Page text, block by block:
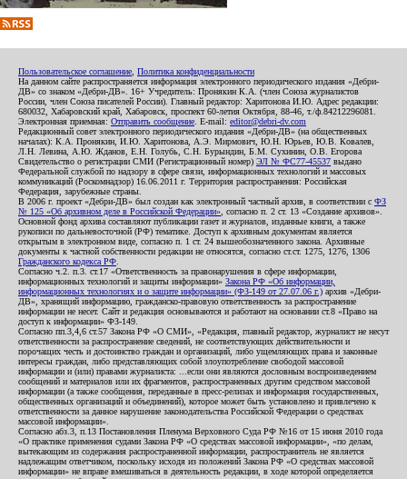
Пользовательское соглашение Политика конфиденциальности
На данном сайте распространяется информация электронного периодического издания «Дебри-
ДВ» со знаком «Дебри-ДВ». 16+ Учредитель: Пронякин К.А. (член Союза журналистов
России, член Союза писателей России). Главный редактор: Харитонова И.Ю. Адрес редакции:
680032, Хабаровский край, Хабаровск, проспект 60-летия Октября, 88-46, т./ф.84212296081.
Электронная приемная: Отправить сообщение . E-mail: editor@debri-dv.com
Редакционный совет электронного периодического издания «Дебри-ДВ» (на общественных
началах): К.А. Пронякин, И.Ю. Харитонова, А.Э. Мирмович, Ю.Н. Юрьев, Ю.В. Ковалев,
Л.Н. Левина, А.Ю. Жданов, Е.Н. Голубь, С.Н. Бурындин, Б.М. Сухинин, О.В. Егорова
Свидетельство о регистрации СМИ (Регистрационный номер) ЭЛ № ФС77-45537 выдано
Федеральной службой по надзору в сфере связи, информационных технологий и массовых
коммуникаций (Роскомнадзор) 16.06.2011 г. Территория распространения: Российская
Федерация, зарубежные страны.
В 2006 г. проект «Дебри-ДВ» был создан как электронный частный архив, в соответствии с ФЗ
№ 125 «Об архивном деле в Российской Федерации» , согласно п. 2 ст. 13 «Создание архивов».
Основной фонд архива составляют публикации газет и журналов, изданные книги, а также
рукописи по дальневосточной (РФ) тематике. Доступ к архивным документам является
открытым в электронном виде, согласно п. 1 ст. 24 вышеобозначенного закона. Архивные
документы к частной собственности редакции не относятся, согласно ст.ст. 1275, 1276, 1306
Гражданского кодекса РФ
Согласно ч.2. п.3. ст.17 «Ответственность за правонарушения в сфере информации,
информационных технологий и защиты информации» Закона РФ «Об информации,
информационных технологиях и о защите информации» (ФЗ-149 от 27.07.06 г.) архив «Дебри-
ДВ», хранящий информацию, гражданско-правовую ответственность за распространение
информации не несет. Сайт и редакция основываются и работают на основании ст.8 «Право на
доступ к информации» ФЗ-149.
Согласно пп.3,4,6 ст.57 Закона РФ «О СМИ», «Редакция, главный редактор, журналист не несут
ответственности за распространение сведений, не соответствующих действительности и
порочащих честь и достоинство граждан и организаций, либо ущемляющих права и законные
интересы граждан, либо представляющих собой злоупотребление свободой массовой
информации и (или) правами журналиста: ...если они являются дословным воспроизведением
сообщений и материалов или их фрагментов, распространенных другим средством массовой
информации (а также сообщения, переданные в пресс-релизах и информация государственных,
общественных организаций и объединений), которое может быть установлено и привлечено к
ответственности за данное нарушение законодательства Российской Федерации о средствах
массовой информации».
Согласно абз.3, п.13 Постановления Пленума Верховного Суда РФ №16 от 15 июня 2010 года
«О практике применения судами Закона РФ «О средствах массовой информации», «по делам,
вытекающим из содержания распространенной информации, распространитель не является
надлежащим ответчиком, поскольку исходя из положений Закона РФ «О средствах массовой
информации» не вправе вмешиваться в деятельность редакции, в ходе которой определяется